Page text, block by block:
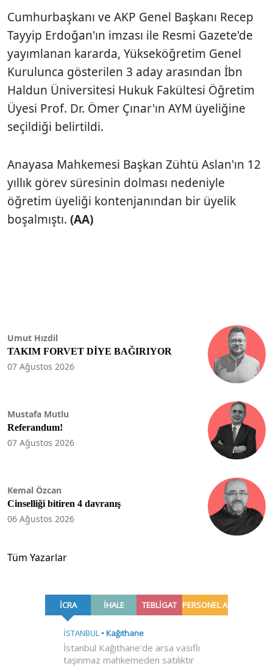
Cumhurbaşkanı ve AKP Genel Başkanı Recep
Tayyip Erdoğan'ın imzası ile Resmi Gazete'de
yayımlanan kararda, Yükseköğretim Genel
Kurulunca gösterilen 3 aday arasından İbn
Haldun Üniversitesi Hukuk Fakültesi Öğretim
Üyesi Prof. Dr. Ömer Çınar'ın AYM üyeliğine
seçildiği belirtildi.
Anayasa Mahkemesi Başkan Zühtü Aslan'ın 12
yıllık görev süresinin dolması nedeniyle
öğretim üyeliği kontenjanından bir üyelik
boşalmıştı. (AA)
Umut Hızdil
TAKIM FORVET DİYE BAĞIRIYOR
07 Ağustos 2026
Mustafa Mutlu
Referandum!
07 Ağustos 2026
Kemal Özcan
Cinselliği bitiren 4 davranış
06 Ağustos 2026
Tüm Yazarlar